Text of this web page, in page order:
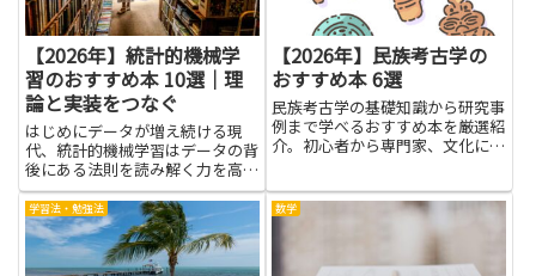
【2026年】統計的機械学
習のおすすめ本 10選｜理
論と実装をつなぐ
はじめにデータが増え続ける現
代、統計的機械学習はデータの背
後にある法則を読み解く力を高め
ます。理論を知るだけでなく、実
装の工夫を理解することで、再現
性の高いモデルづくりに役立つで
しょう。読書を通じて、確率モデ
ルの基礎や推論の考え方、評価指
【2026年】民族考古学の
おすすめ本 6選
民族考古学の基礎知識から研究事
例まで学べるおすすめ本を厳選紹
介。初心者から専門家、文化に興
学習法・勉強法 数学